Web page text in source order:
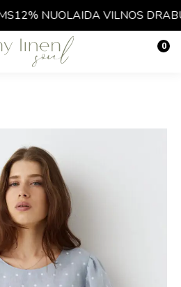
12% NUOLAIDA VILNOS
0